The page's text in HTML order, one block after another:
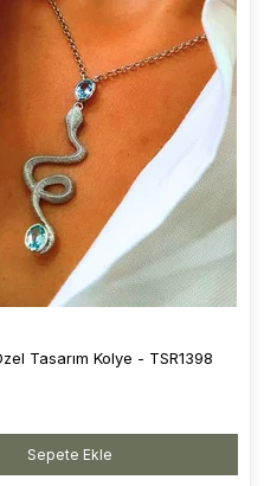
Tasarım Kolye - TSR1398
Sepete Ekle